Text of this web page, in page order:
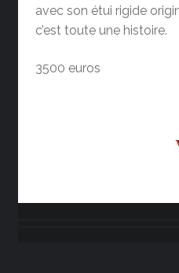
avec son étui rigide
c’est toute une histoire.
3500 euros